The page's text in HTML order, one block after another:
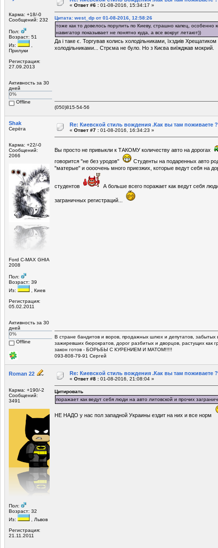
Карма: +18/-0
Сообщений: 232
Пол:
Возраст: 51
Из:
Прилуки
Регистрация:
27.09.2013
Активность за 30
дней
0%
Offline
« Ответ #6 : 01-08-2016, 15:34:17 »
Цитата: west_dp от 01-08-2016, 12:58:26
тоже как то довелось порулить по Киеву, страшно капец, особенно
навигатор показывает не понятно куда, а все вокруг летают))
Да і таке є. Торгував колись холодільниками, їхздиів
холодільниками... Стрєма не було. Но з Києва виїжджав мокрий.
(050)815-54-56
Shak
Серёга
Карма: +22/-0
Сообщений:
2066
Ford C-MAX GHIA
2008
Пол:
Возраст: 39
Из:
, Киев
Регистрация:
05.02.2011
Активность за 30
дней
0%
Offline
Re: Киевской стиль вождения .Как вы там поживаете ?
« Ответ #7 : 01-08-2016, 16:34:23 »
Вы просто не привыкли к ТАКОМУ количеству авто на дорогах
говорится "не без уродов"
Студенты на подаренных авто
"матерые" и оооочень много приезжих, которые ведут себя на
студентов А больше всего поражает как ведут себя
заграничных регистраций...
В стране бандитов и воров, продажных шлюх и депутатов, забытых
зажиревших бюрократов, дорог разбитых и дворцов, растущих как
закон готов - БОРЬБЫ С КУРЕНИЕМ И МАТОМ!!!!!
093-808-79-91 Сергей
Roman 22
Карма: +190/-2
Сообщений:
3491
Пол:
Возраст: 32
Из:
, Львов
Регистрация:
21.11.2011
Re: Киевской стиль вождения .Как вы там поживаете ?
« Ответ #8 : 01-08-2016, 21:08:04 »
Цитировать
поражает как ведут себя люди на авто литовской и прочих
НЕ НАДО у нас пол западной Украины ездит на них и все норм